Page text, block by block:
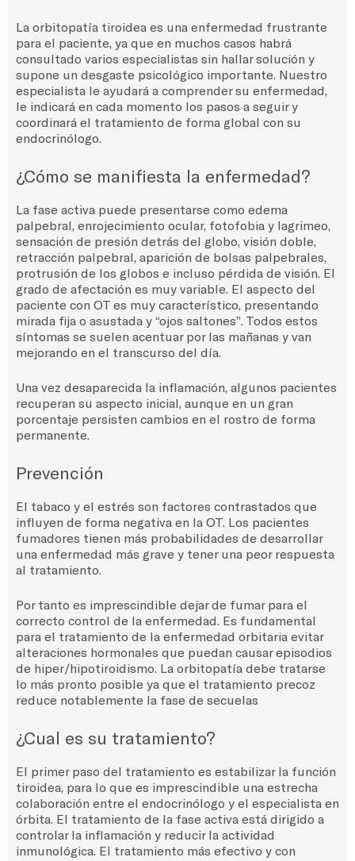
La orbitopatía tiroidea es una enfermedad frustrante
para el paciente, ya que en muchos casos habrá
consultado varios especialistas sin hallar solución y
supone un desgaste psicológico importante. Nuestro
especialista le ayudará a comprender su enfermedad,
le indicará en cada momento los pasos a seguir y
coordinará el tratamiento de forma global con su
endocrinólogo.
¿Cómo se manifiesta la enfermedad?
La fase activa puede presentarse como edema
palpebral, enrojecimiento ocular, fotofobia y lagrimeo,
sensación de presión detrás del globo, visión doble,
retracción palpebral, aparición de bolsas palpebrales,
protrusión de los globos e incluso pérdida de visión. El
grado de afectación es muy variable. El aspecto del
paciente con OT es muy característico, presentando
mirada fija o asustada y “ojos saltones”. Todos estos
síntomas se suelen acentuar por las mañanas y van
mejorando en el transcurso del día.
Una vez desaparecida la inflamación, algunos pacientes
recuperan su aspecto inicial, aunque en un gran
porcentaje persisten cambios en el rostro de forma
permanente.
Prevención
El tabaco y el estrés son factores contrastados que
influyen de forma negativa en la OT. Los pacientes
fumadores tienen más probabilidades de desarrollar
una enfermedad más grave y tener una peor respuesta
al tratamiento.
Por tanto es imprescindible dejar de fumar para el
correcto control de la enfermedad. Es fundamental
para el tratamiento de la enfermedad orbitaria evitar
alteraciones hormonales que puedan causar episodios
de hiper/hipotiroidismo. La orbitopatía debe tratarse
lo más pronto posible ya que el tratamiento precoz
reduce notablemente la fase de secuelas
¿Cual es su tratamiento?
El primer paso del tratamiento es estabilizar la función
tiroidea, para lo que es imprescindible una estrecha
colaboración entre el endocrinólogo y el especialista en
órbita. El tratamiento de la fase activa está dirigido a
controlar la inflamación y reducir la actividad
inmunológica. El tratamiento más efectivo y con